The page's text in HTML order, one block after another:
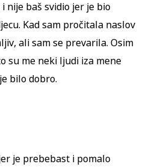
i nije baš svidio jer je bio
Kad sam pročitala naslov
ali sam se prevarila. Osim
su me neki ljudi iza mene
bilo dobro.
je prebebast i pomalo